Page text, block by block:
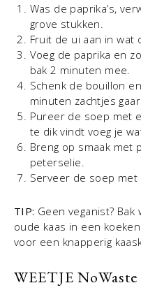
Was de paprika’s,
grove stukken.
Fruit de ui aan in wat
Voeg de paprika en
bak 2 minuten mee.
Schenk de bouillon
minuten zachtjes
Pureer de soep met
te dik vindt voeg je
Breng op smaak met
peterselie.
Serveer de soep
TIP: Geen veganist?
oude kaas in een
voor een knapperig
WEETJE NoWaste